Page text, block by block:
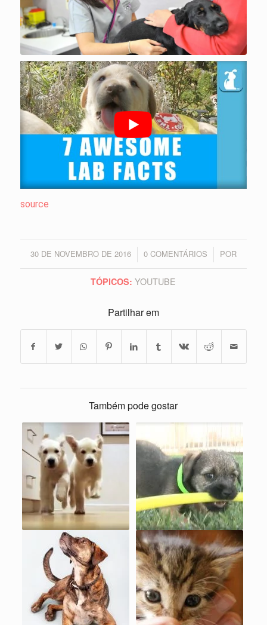
source
30 DE NOVEMBRO DE 2016
/ 0 COMENTÁRIOS
/ POR
TÓPICOS: YOUTUBE
Partilhar em
Também pode gostar